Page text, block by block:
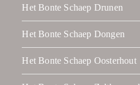
Het Bonte Schaep Drunen
Het Bonte Schaep Dongen
Het Bonte Schaep Oosterhout